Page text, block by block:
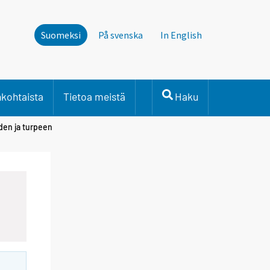
Suomeksi På svenska In English
Tietoa meistä Haku
ja turpeen